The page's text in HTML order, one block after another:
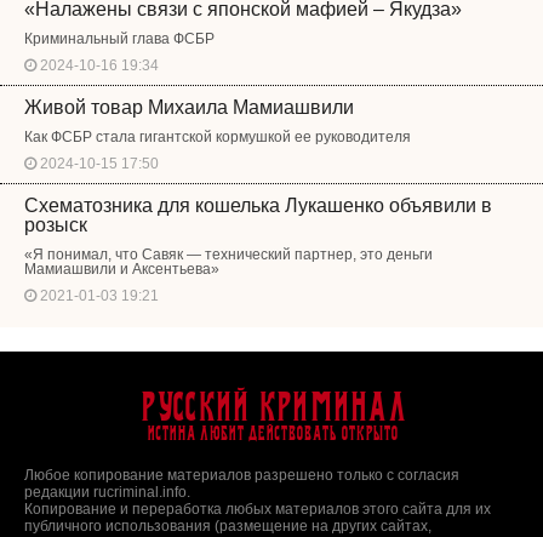
«Налажены связи с японской мафией – Якудза»
Криминальный глава ФСБР
2024-10-16 19:34
Живой товар Михаила Мамиашвили
Как ФСБР стала гигантской кормушкой ее руководителя
2024-10-15 17:50
Схематозника для кошелька Лукашенко объявили в
розыск
«Я понимал, что Савяк — технический партнер, это деньги
Мамиашвили и Аксентьева»
2021-01-03 19:21
Русский Криминал
Истина любит действовать открыто
Любое копирование материалов разрешено только с согласия
редакции rucriminal.info.
Копирование и переработка любых материалов этого сайта для их
публичного использования (размещение на других сайтах,